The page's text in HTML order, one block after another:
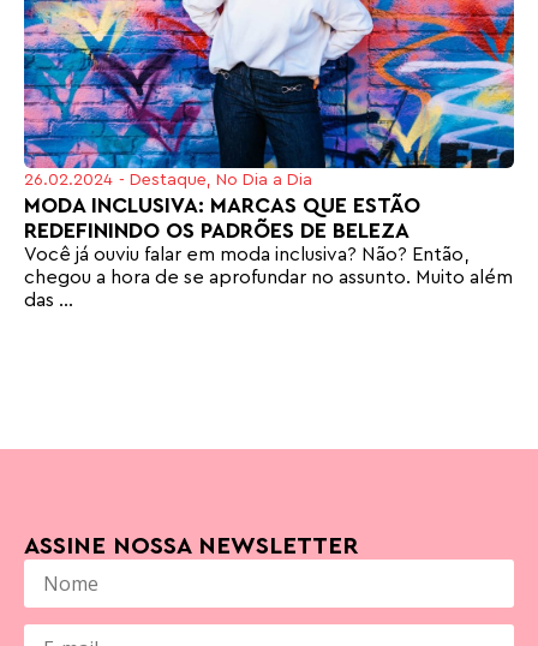
26.02.2024 - Destaque No Dia a Dia
MODA INCLUSIVA: MARCAS QUE ESTÃO
REDEFININDO OS PADRÕES DE BELEZA
Você já ouviu falar em moda inclusiva? Não? Então,
chegou a hora de se aprofundar no assunto. Muito além
das ...
ASSINE NOSSA NEWSLETTER